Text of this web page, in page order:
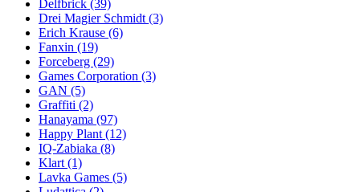
Delfbrick (39)
Drei Magier Schmidt (3)
Erich Krause (6)
Fanxin (19)
Forceberg (29)
Games Corporation (3)
GAN (5)
Graffiti (2)
Hanayama (97)
Happy Plant (12)
IQ-Zabiaka (8)
Klart (1)
Lavka Games (5)